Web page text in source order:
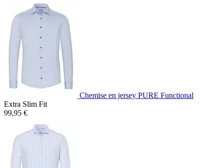
Chemise en jersey PURE Functional
Extra Slim Fit
99,95 €